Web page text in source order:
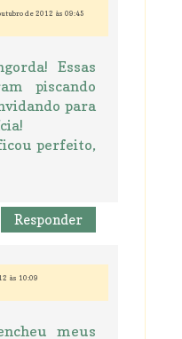
de 2012 às 09:45
Essas
piscando
para
perfeito,
Responder
às 10:09
meus